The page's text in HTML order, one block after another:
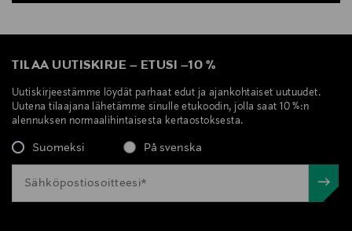
TILAA UUTISKIRJE – ETUSI –10 %
Uutiskirjeestämme löydät parhaat edut ja ajankohtaiset uutuudet.
Uutena tilaajana lähetämme sinulle etukoodin, jolla saat 10 %:n
alennuksen normaalihintaisesta kertaostoksesta.
Suomeksi På svenska